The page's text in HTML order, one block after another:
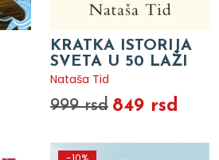
KRATKA ISTORIJA
SVETA U 50 LAŽI
Nataša Tid
999 rsd 849 rsd